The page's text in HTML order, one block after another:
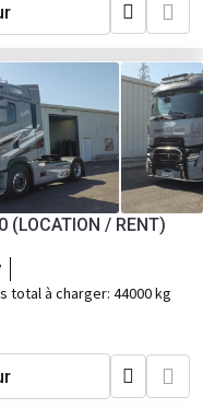
/ RENT)
total à charger: 44000 kg